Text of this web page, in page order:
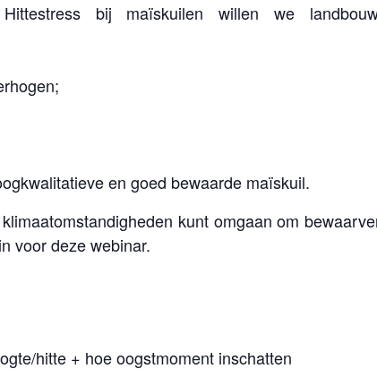
bij maïskuilen willen we
en goed bewaarde maïskuil.
kunt omgaan om
voor deze webinar.
hitte + hoe oogstmoment inschatten